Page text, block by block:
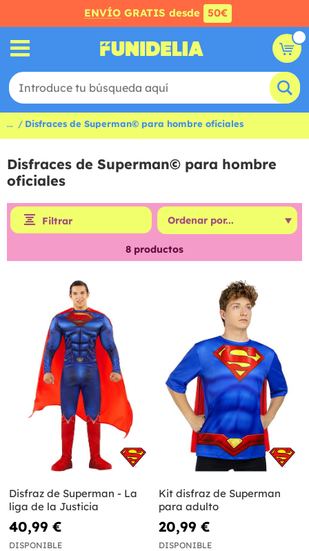
ENVÍO GRATIS desde 50€
... Disfraces de Superman© para hombre oficiales
Disfraces de Superman© para hombre
oficiales
Filtrar
8 productos
Disfraz de Superman - La
liga de la Justicia
40,99 €
DISPONIBLE
Kit disfraz de Superman
para adulto
20,99 €
DISPONIBLE